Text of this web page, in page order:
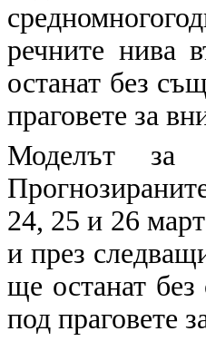
речните нива
останат без
праговете за
Моделът
24, 25 и 26
и през
ще останат
под праговете